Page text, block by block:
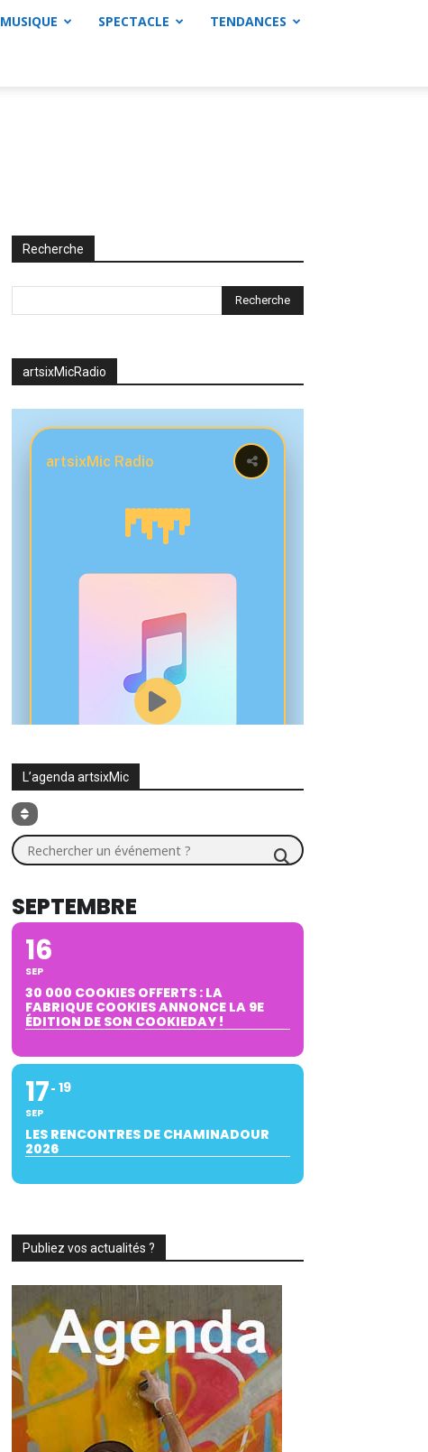
MUSIQUE SPECTACLE TENDANCES
Recherche
artsixMicRadio
L’agenda artsixMic
Rechercher un événement ?
SEPTEMBRE
16
SEP
30 000 COOKIES OFFERTS : LA
FABRIQUE COOKIES ANNONCE LA 9E
ÉDITION DE SON COOKIEDAY !
17
SEP
19
LES RENCONTRES DE CHAMINADOUR
2026
Publiez vos actualités ?